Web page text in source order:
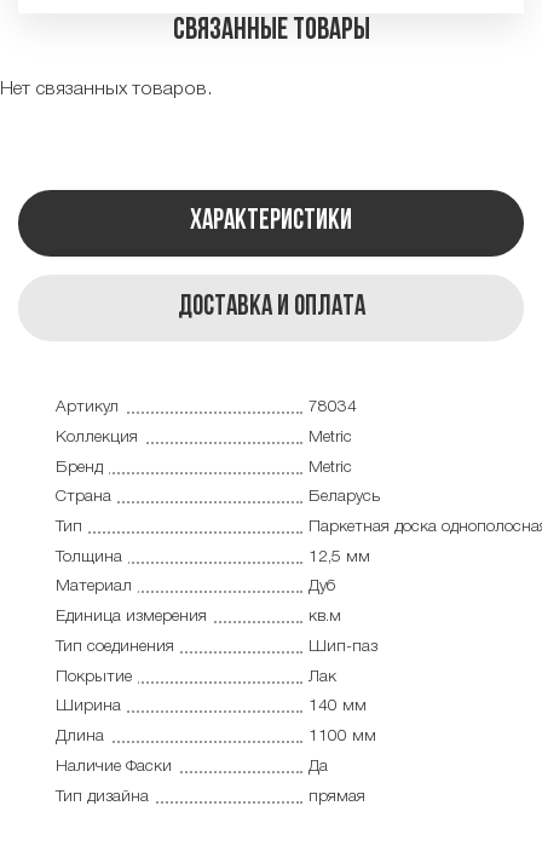
Связанные товары
Нет связанных товаров.
Характеристики
Доставка и оплата
Артикул
78034
Коллекция
Metric
Бренд
Metric
Страна
Беларусь
Тип
Паркетная доска
Толщина
12,5 мм
Материал
Дуб
Единица измерения
кв.м
Тип соединения
Шип-паз
Покрытие
Лак
Ширина
140 мм
Длина
1100 мм
Наличие Фаски
Да
Тип дизайна
прямая